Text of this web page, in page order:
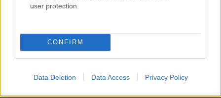
user protection.
CONFIRM
Data Deletion Data Access Privacy Policy
Ilyen még nem volt: most a gyerkőcök bulizhatnak a Káptalan
Beindult az őszibarackszezon, szeptemberig élvezhetjük